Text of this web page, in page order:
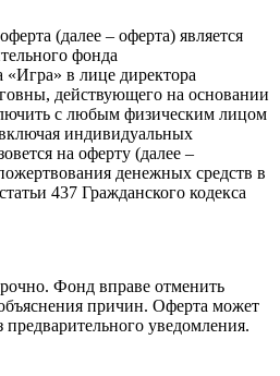
(далее – оферта) является
фонда
«Игра» в лице директора
действующего на основании
с любым физическим лицом
индивидуальных
на оферту (далее –
денежных средств в
437 Гражданского кодекса
Фонд вправе отменить
причин. Оферта может
уведомления.